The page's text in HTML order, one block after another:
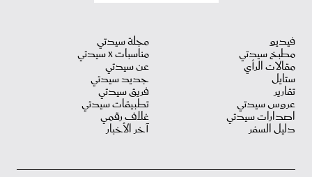
فيديو
مطبخ سيدتي
مقالات الرأي
ستايل
تقارير
عروس سيدتي
اصدارات سيدتي
دليل السفر
مجلة سيدتي
مناسبات X سيدتي
عن سيدتي
جديد سيدتي
فريق سيدتي
تطبيقات سيدتي
غلاف رقمي
آخر الأخبار